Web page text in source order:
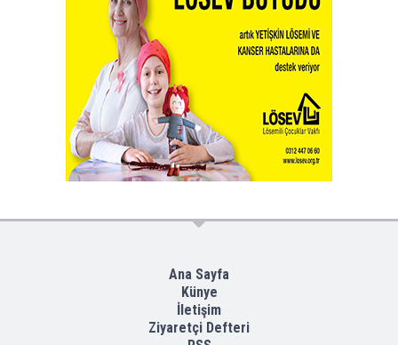
Ana Sayfa
Künye
İletişim
Ziyaretçi Defteri